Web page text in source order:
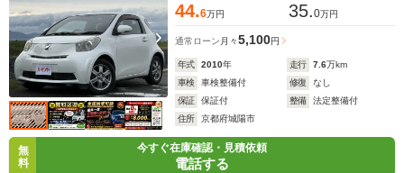
44.6万円 35.0万円
通常ローン 月々5,100円
年式 2010年 走行 7.6万km
車検
車検整備付 修復
なし
保証
保証付 整備
法定整備付
住所
京都府城陽市
無
料
今すぐ在庫確認・見積依頼
電話する